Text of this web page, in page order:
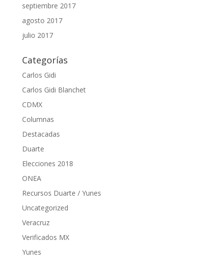
septiembre 2017
agosto 2017
julio 2017
Categorías
Carlos Gidi
Carlos Gidi Blanchet
CDMX
Columnas
Destacadas
Duarte
Elecciones 2018
ONEA
Recursos Duarte / Yunes
Uncategorized
Veracruz
Verificados MX
Yunes